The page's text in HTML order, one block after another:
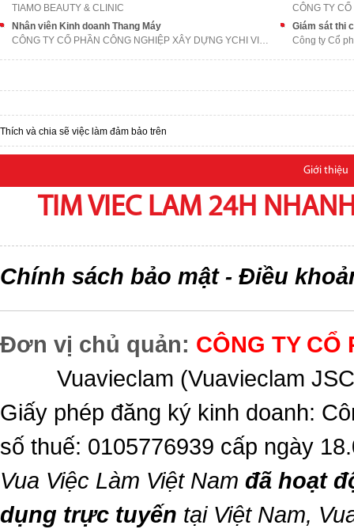
TIAMO BEAUTY & CLINIC
Nhân viên Kinh doanh Thang Máy
CÔNG TY CỔ PHẦN CÔNG NGHIỆP XÂY DỰNG YCHI VIỆT NAM
Giám sát thi
Công ty Cổ
Thích và chia sẽ việc làm đảm bảo trên
Giới thiệu
TIM VIEC LAM 24H
Chính sách bảo mật- Điều
Đơn vị chủ quản: CÔNG TY CỔ
Vuavieclam (Vuavieclam
Giấy phép đăng ký kinh doanh:
số thuế: 0105776939 cấp ngày
Vua Việc Làm Việt Nam đã hoạt
dụng trực tuyến tại Việt Nam,